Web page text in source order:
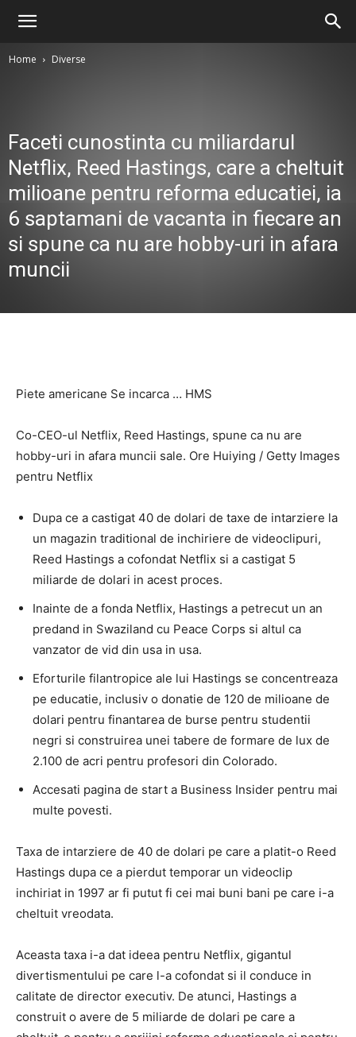
Home Diverse
Faceti cunostinta cu miliardarul
Netflix, Reed Hastings, care a cheltuit
milioane pentru reforma educatiei, ia
6 saptamani de vacanta in fiecare an
si spune ca nu are hobby-uri in afara
muncii
Piete americane Se incarca … HMS
Co-CEO-ul Netflix, Reed Hastings, spune ca nu are
hobby-uri in afara muncii sale. Ore Huiying / Getty Images
pentru Netflix
Dupa ce a castigat 40 de dolari de taxe de intarziere la
un magazin traditional de inchiriere de videoclipuri,
Reed Hastings a cofondat Netflix si a castigat 5
miliarde de dolari in acest proces.
Inainte de a fonda Netflix, Hastings a petrecut un an
predand in Swaziland cu Peace Corps si altul ca
vanzator de vid din usa in usa.
Eforturile filantropice ale lui Hastings se concentreaza
pe educatie, inclusiv o donatie de 120 de milioane de
dolari pentru finantarea de burse pentru studentii
negri si construirea unei tabere de formare de lux de
2.100 de acri pentru profesori din Colorado.
Accesati pagina de start a Business Insider pentru mai
multe povesti.
Taxa de intarziere de 40 de dolari pe care a platit-o Reed
Hastings dupa ce a pierdut temporar un videoclip
inchiriat in 1997 ar fi putut fi cei mai buni bani pe care i-a
cheltuit vreodata.
Aceasta taxa i-a dat ideea pentru Netflix, gigantul
divertismentului pe care l-a cofondat si il conduce in
calitate de director executiv. De atunci, Hastings a
construit o avere de 5 miliarde de dolari pe care a